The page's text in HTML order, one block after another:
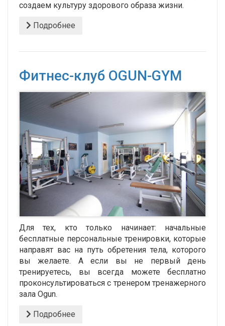
создаем культуру здорового образа жизни.
Подробнее
Фитнес-клуб OGUN-GYM
Для тех, кто только начинает: начальные
бесплатные персональные тренировки, которые
направят вас на путь обретения тела, которого
вы желаете. А если вы не первый день
тренируетесь, вы всегда можете бесплатно
проконсультироваться c тренером тренажерного
зала Ogun.
Подробнее